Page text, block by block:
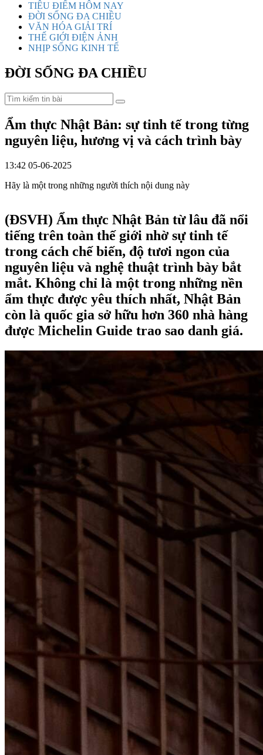
TIÊU ĐIỂM HÔM NAY
ĐỜI SỐNG ĐA CHIỀU
VĂN HÓA GIẢI TRÍ
THẾ GIỚI ĐIỆN ẢNH
NHỊP SỐNG KINH TẾ
ĐỜI SỐNG ĐA CHIỀU
Ẩm thực Nhật Bản: sự tinh tế trong từng
nguyên liệu, hương vị và cách trình bày
13:42 05-06-2025
Hãy là một trong những người thích nội dung này
(ĐSVH) Ẩm thực Nhật Bản từ lâu đã nổi
tiếng trên toàn thế giới nhờ sự tinh tế
trong cách chế biến, độ tươi ngon của
nguyên liệu và nghệ thuật trình bày bắt
mắt. Không chỉ là một trong những nền
ẩm thực được yêu thích nhất, Nhật Bản
còn là quốc gia sở hữu hơn 360 nhà hàng
được Michelin Guide trao sao danh giá.